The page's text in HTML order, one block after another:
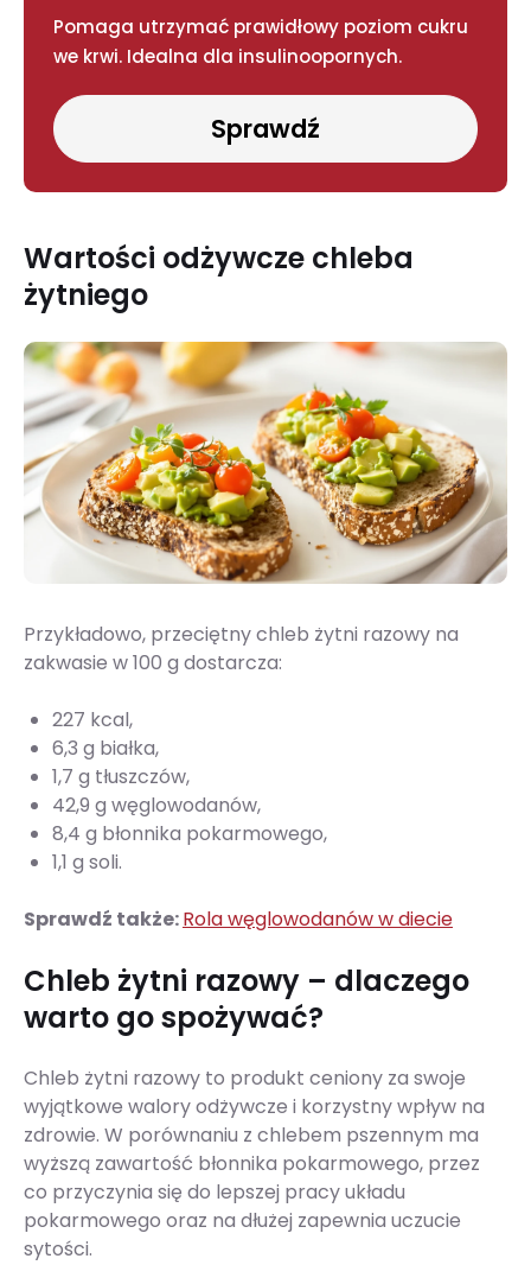
Pomaga utrzymać prawidłowy poziom cukru
we krwi. Idealna dla insulinoopornych.
Sprawdź
Wartości odżywcze chleba
żytniego
Przykładowo, przeciętny chleb żytni razowy na
zakwasie w 100 g dostarcza:
227 kcal,
6,3 g białka,
1,7 g tłuszczów,
42,9 g węglowodanów,
8,4 g błonnika pokarmowego,
1,1 g soli.
Sprawdź także:Rola węglowodanów w diecie
Chleb żytni razowy – dlaczego
warto go spożywać?
Chleb żytni razowy to produkt ceniony za swoje
wyjątkowe walory odżywcze i korzystny wpływ na
zdrowie. W porównaniu z chlebem pszennym ma
wyższą zawartość błonnika pokarmowego, przez
co przyczynia się do lepszej pracy układu
pokarmowego oraz na dłużej zapewnia uczucie
sytości.